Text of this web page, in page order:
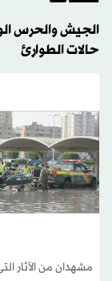
الجيش والحرس
حالات الطوارئ
مشهدان من الآثار